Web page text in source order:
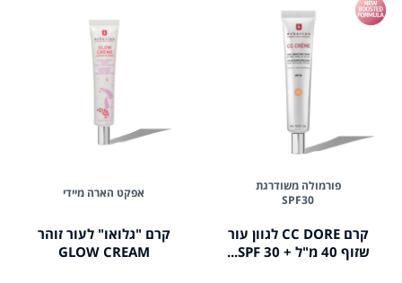
פורמולה משודרגת
SPF30
קרם CC DORE לגוון עור
שזוף 40 מ"ל + SPF 30...
אפקט הארה מיידי
קרם "גלואו" לעור זוהר
GLOW CREAM